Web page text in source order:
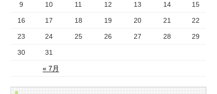
« 7月
9 10 11 12 13 14 15
16 17 18 19 20 21 22
23 24 25 26 27 28 29
30 31